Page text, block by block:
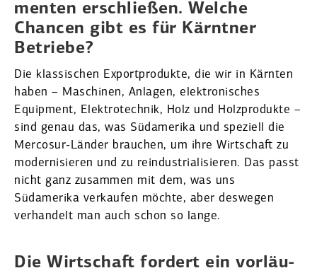
menten erschließen. Welche
Chancen gibt es für Kärntner
Betriebe?
Die klassi­schen Export­pro­dukte, die wir in Kärnten
haben – Maschinen, Anlagen, elektro­ni­sches
Equipment, Elektro­technik, Holz und Holzpro­dukte –
sind genau das, was Südamerika und speziell die
Mercosur-Länder brauchen, um ihre Wirtschaft zu
moder­ni­sieren und zu reindus­tria­li­sieren. Das passt
nicht ganz zusammen mit dem, was uns
Südamerika verkaufen möchte, aber deswegen
verhandelt man auch schon so lange.
Die Wirtschaft fordert ein vorläu­